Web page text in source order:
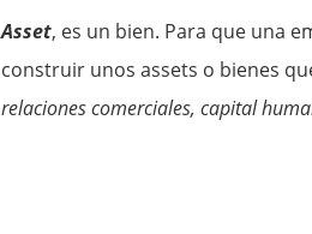
Asset, es un bien. Para que una
construir unos assets o bienes
relaciones comerciales, capital